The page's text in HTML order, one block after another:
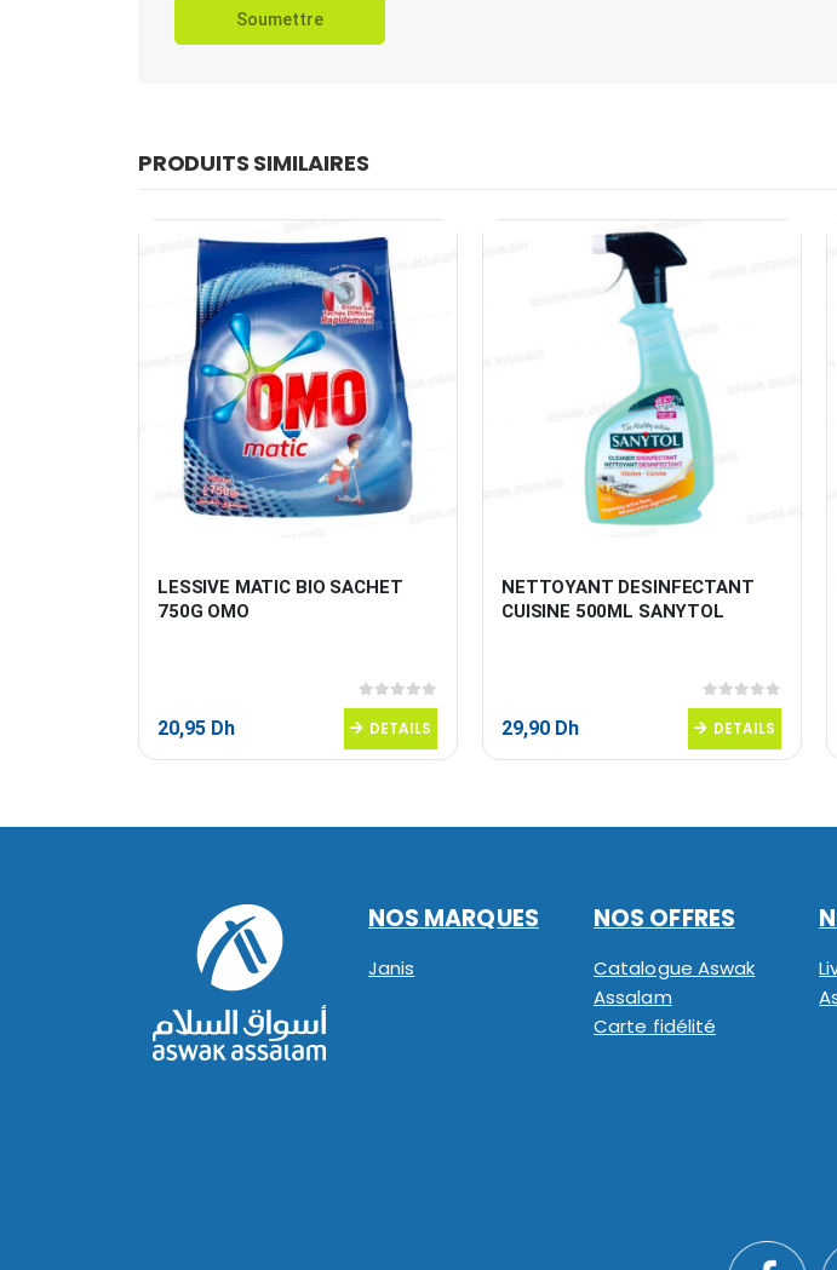
PRODUITS SIMILAIRES
LESSIVE MATIC BIO SACHET
750G OMO
0sur 5
20,95 Dh DETAILS
NETTOYANT DESINFECTANT
CUISINE 500ML SANYTOL
0sur 5
29,90 Dh DETAILS
NOS MARQUES
Janis
NOS OFFRES
Catalogue Aswak
Assalam
Carte fidélité